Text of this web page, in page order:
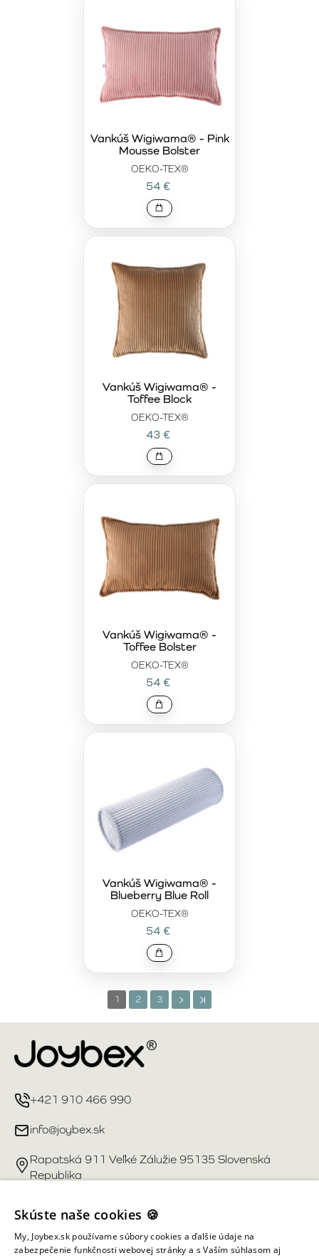
OEKO-TEX®
Vankúš Wigiwama® - Pink
Mousse Bolster
54 €
OEKO-TEX®
Vankúš Wigiwama® -
Toffee Block
43 €
OEKO-TEX®
Vankúš Wigiwama® -
Toffee Bolster
54 €
OEKO-TEX®
Vankúš Wigiwama® -
Blueberry Blue Roll
54 €
1 2 3
+421 910 466 990
info@joybex.sk
Rapatská 911 Veľké Zálužie 95135 Slovenská
Republika
Užitočné odkazy
Účet
Skúste naše cookies 🍪
My, Joybex.sk používame súbory cookies a ďalšie údaje na
zabezpečenie funkčnosti webovej stránky a s Vaším súhlasom aj